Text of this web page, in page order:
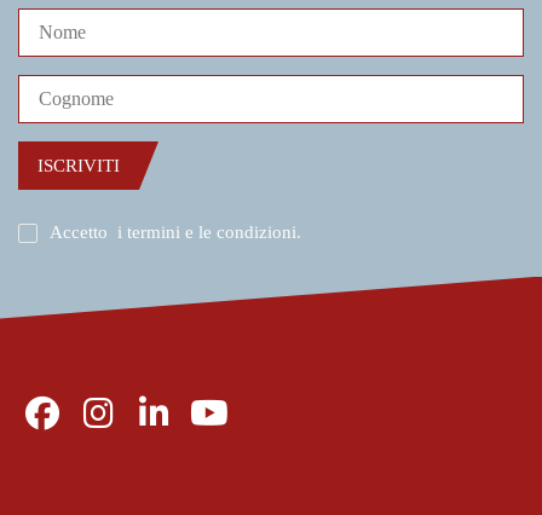
ISCRIVITI
Accetto i termini e le condizioni.